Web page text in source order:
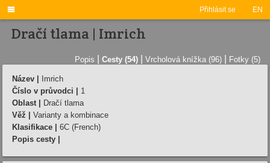
Přihlásit se EN

Dračí tlama | Imrich
Popis Cesty (54) Vrcholová knížka (96) Fotky (5)
Název |
Imrich
Číslo v průvodci |
1
Oblast |
Dračí tlama
Věž |
Varianty a kombinace
Klasifikace |
6C (French)
Popis cesty |